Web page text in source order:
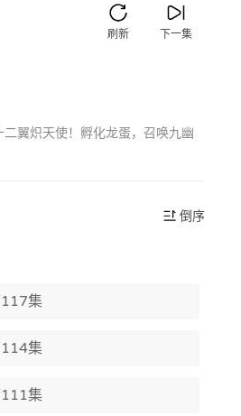
下一集
刷新
翼炽天使！孵化龙蛋，召唤九幽
倒序
集
集
集